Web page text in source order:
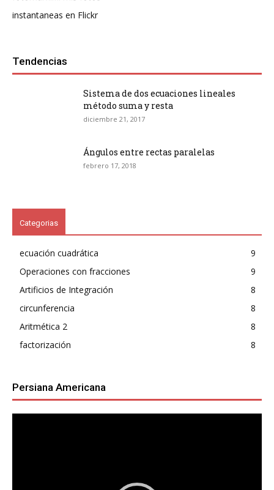
instantaneas en Flickr
Tendencias
Sistema de dos ecuaciones lineales
método suma y resta
diciembre 21, 2017
Ángulos entre rectas paralelas
febrero 17, 2018
Categorias
ecuación cuadrática
9
Operaciones con fracciones
9
Artificios de Integración
8
circunferencia
8
Aritmética 2
8
factorización
8
Persiana Americana